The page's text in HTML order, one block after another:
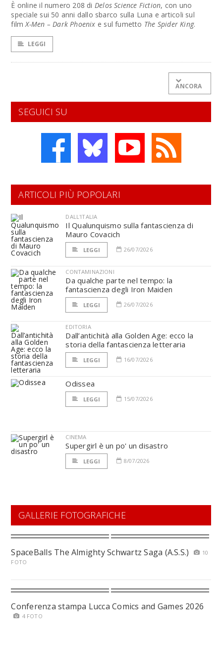
È online il numero 208 di Delos Science Fiction, con uno
speciale sui 50 anni dallo sbarco sulla Luna e articoli sul
filmX-Men – Dark Phoenix e sul fumetto The Spider King.
LEGGI
ANCORA
SEGUICI SU
ARTICOLI PIÙ POPOLARI
DALL'ITALIA
Il Qualunquismo sulla fantascienza di
Mauro Covacich
LEGGI 26/07/2026
CONTAMINAZIONI
Da qualche parte nel tempo: la
fantascienza degli Iron Maiden
LEGGI 26/07/2026
EDITORIA
Dall’antichità alla Golden Age: ecco la
storia della fantascienza letteraria
LEGGI 16/07/2026
Odissea
LEGGI 15/07/2026
CINEMA
Supergirl è un po' un disastro
LEGGI 8/07/2026
GALLERIE FOTOGRAFICHE
SpaceBalls The Almighty Schwartz Saga (A.S.S.)
10
FOTO
Conferenza stampa Lucca Comics and Games 2026
4 FOTO